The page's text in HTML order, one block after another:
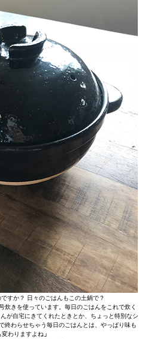
すか？ 日々のごはんもこの土鍋で？
炊きを使っています。毎日のごはんをこれで炊く
が自宅にきてくれたときとか、ちょっと特別なシ
終わらせちゃう毎日のごはんとは、やっぱり味も
変わりますよね 」